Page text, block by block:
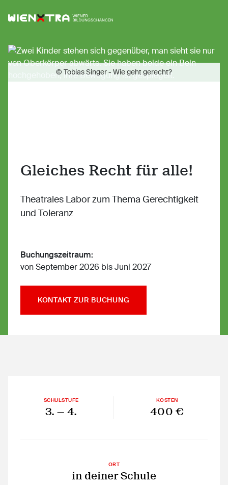
Logo Wiener Bildungschancen
Gleiches Recht für alle!
Theatrales Labor zum Thema Gerechtigkeit
und Toleranz
Buchungszeitraum:
von September 2026 bis Juni 2027
KONTAKT ZUR BUCHUNG
© Tobias Singer - Wie geht gerecht?
SCHULSTUFE
3. — 4.
KOSTEN
400 €
ORT
in deiner Schule